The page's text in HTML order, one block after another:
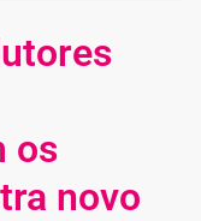
os
novo